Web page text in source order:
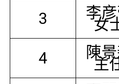
3 李
女
4 陳
主